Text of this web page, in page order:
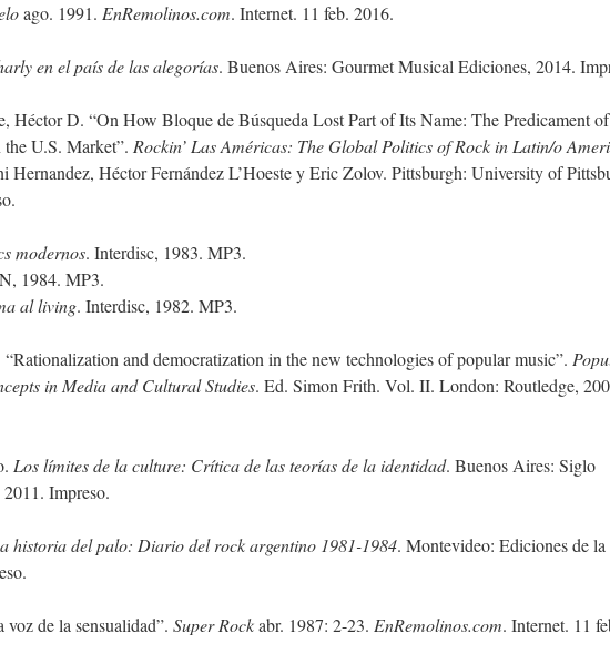
ago. 1991. EnRemolinos.com. Internet. 11 feb. 2016.
en el país de las alegorías. Buenos Aires: Gourmet Musical Ediciones, 2014.
Héctor D. “On How Bloque de Búsqueda Lost Part of Its Name: The Predicament of
U.S. Market”. Rockin’ Las Américas: The Global Politics of Rock in Latin/o
Hernandez, Héctor Fernández L’Hoeste y Eric Zolov. Pittsburgh: University of
modernos. Interdisc, 1983. MP3.
1984. MP3.
al living. Interdisc, 1982. MP3.
and democratization in the new technologies of popular music”.
in Media and Cultural Studies. Ed. Simon Frith. Vol. II. London: Routledge,
Los límites de la culture: Crítica de las teorías de la identidad. Buenos Aires: Siglo
Impreso.
historia del palo: Diario del rock argentino 1981-1984. Montevideo: Ediciones de la
de la sensualidad”. Super Rockabr. 1987: 2-23. EnRemolinos.com. Internet. 11